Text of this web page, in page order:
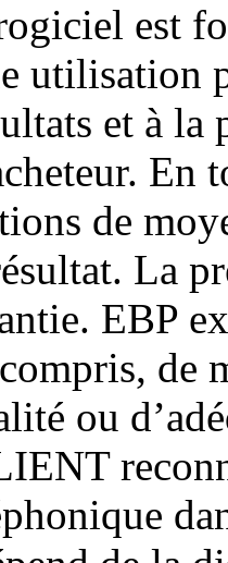
est
utilisation
et à
En
de
La
EBP
de
ou